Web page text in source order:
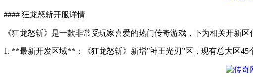
#### 狂龙怒斩开服详情
《狂龙怒斩》是一款非常受玩家喜爱的热门传奇游戏，下为相关开新区
1. **最新开发区域**：《狂龙怒斩》新增"神王光刃”区，现有总大区45